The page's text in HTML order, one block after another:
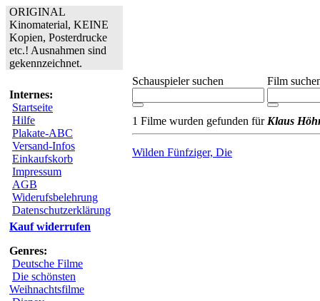
ORIGINAL
Kinomaterial, KEINE
Kopien, Posterdrucke
etc.! Ausnahmen sind
gekennzeichnet.
Internes:
Startseite
Hilfe
Plakate-ABC
Versand-Infos
Einkaufskorb
Impressum
AGB
Widerufsbelehrung
Datenschutzerklärung
Kauf widerrufen
Genres:
Deutsche Filme
Die schönsten
Weihnachtsfilme
Schauspieler suchen Film
1 Filme wurden gefunden für Klaus
Wilden Fünfziger, Die